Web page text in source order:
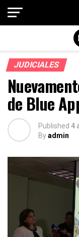
JUDICIALES
de Blue
Published 4
Byadmin